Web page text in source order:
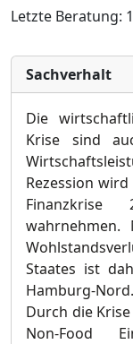
Letzte Beratung:
Sachverhalt
Die
Krise sind
Rezession
wahrnehmen.
Staates ist
Hamburg-Nord.
Durch die
Non-Food